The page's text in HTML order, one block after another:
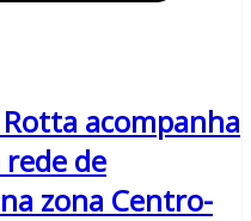
acompanha
de
zona Centro-